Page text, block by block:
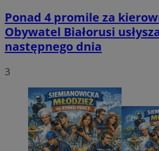
Ponad 4 promile za
Obywatel Białorusi
następnego dnia
3